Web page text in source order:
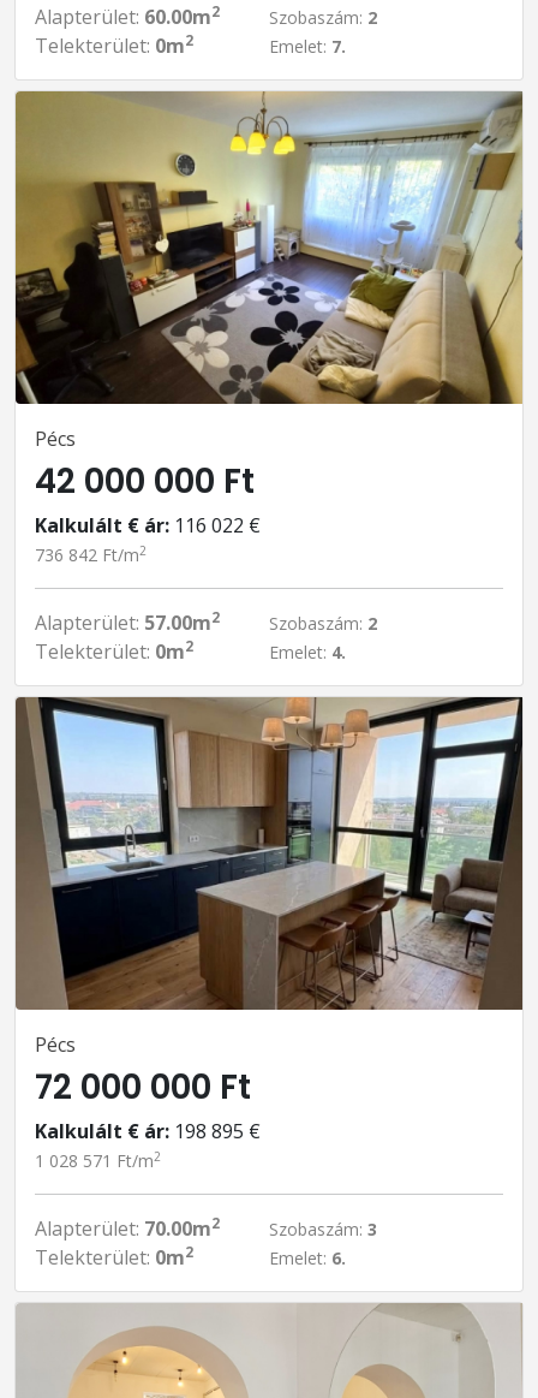
Alapterület: 60.00m2
Telekterület: 0m2
Szobaszám: 2
Emelet: 7.
Pécs
42 000 000 Ft
Kalkulált € ár: 116 022 €
736 842 Ft/m2
Alapterület: 57.00m2
Telekterület: 0m2
Szobaszám: 2
Emelet: 4.
Pécs
72 000 000 Ft
Kalkulált € ár: 198 895 €
1 028 571 Ft/m2
Alapterület: 70.00m2
Telekterület: 0m2
Szobaszám: 3
Emelet: 6.